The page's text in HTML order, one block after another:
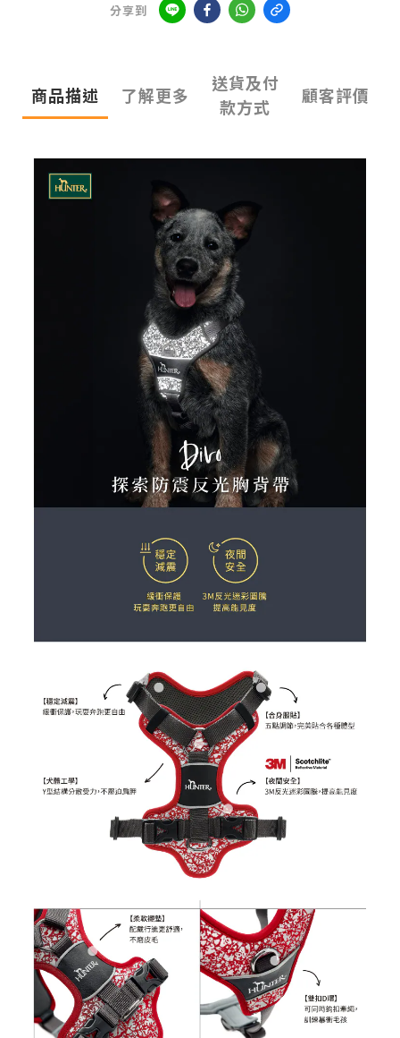
分享到
商品描述 了解更多
送貨及付
款方式
顧客評價